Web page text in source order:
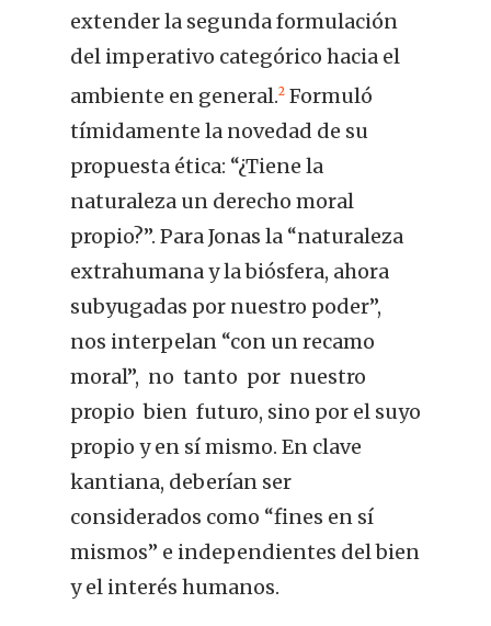
extender la segunda formulación
del imperativo categórico hacia el
ambiente en general.2 Formuló
tímidamente la novedad de su
propuesta ética: “¿Tiene la
naturaleza un derecho moral
propio?”. Para Jonas la “naturaleza
extrahumana y la biósfera, ahora
subyugadas por nuestro poder”,
nos interpelan “con un recamo
moral”, no tanto por nuestro
propio bien futuro, sino por el suyo
propio y en sí mismo. En clave
kantiana, deberían ser
considerados como “fines en sí
mismos” e independientes del bien
y el interés humanos.